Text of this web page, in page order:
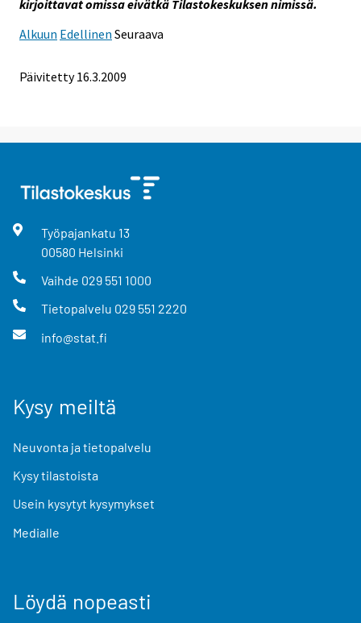
kirjoittavat omissa eivätkä Tilastokeskuksen nimissä.
Alkuun Edellinen Seuraava
Päivitetty16.3.2009
Työpajankatu 13
00580 Helsinki
Vaihde 029 551 1000
Tietopalvelu 029 551 2220
info@stat.fi
Kysy meiltä
Neuvonta ja tietopalvelu
Kysy tilastoista
Usein kysytyt kysymykset
Medialle
Löydä nopeasti